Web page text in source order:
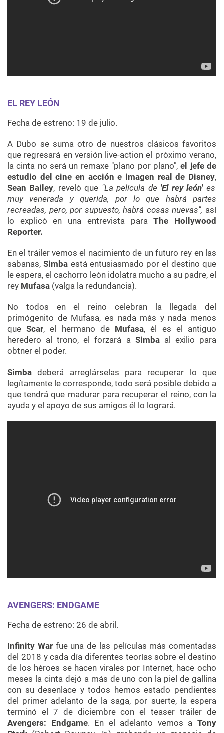
EL REY LEÓN
Fecha de estreno: 19 de julio.
A Dubo se suma otro de nuestros clásicos favoritos
que regresará en versión live-action el próximo verano,
la cinta no será un remaxe "plano por plano",el jefe de
estudio del cine en acción e imagen real de Disney,
Sean Bailey, reveló que "La película de 'El rey león'es
muy venerada y querida, por lo que habrá partes
recreadas, pero, por supuesto, habrá cosas nuevas", así
lo explicó en una entrevista paraThe Hollywood
Reporter.
En el tráiler vemos el nacimiento de un futuro rey en las
sabanas,Simba está entusiasmado por el destino que
le espera, el cachorro león idolatra mucho a su padre, el
rey Mufasa (valga la redundancia).
No todos en el reino celebran la llegada del
primógenito de Mufasa, es nada más y nada menos
queScar, el hermano de Mufasa, él es el antiguo
heredero al trono, el forzará a Simbaal exilio para
obtner el poder.
Simba deberá arreglárselas para recuperar lo que
legítamente le corresponde, todo será posible debido a
que tendrá que madurar para recuperar el reino, con la
ayuda y el apoyo de sus amigos él lo logrará.
AVENGERS: ENDGAME
Fecha de estreno: 26 de abril.
Infinity Warfue una de las películas más comentadas
del 2018 y cada día diferentes teorías sobre el destino
de los héroes se hacen virales por Internet, hace ocho
meses la cinta dejó a más de uno con la piel de gallina
con su desenlace y todos hemos estado pendientes
del primer adelanto de la saga, por suerte, la espera
terminó el 7 de diciembre con el teaser tráiler de
Avengers: Endgame. En el adelanto vemos aTony